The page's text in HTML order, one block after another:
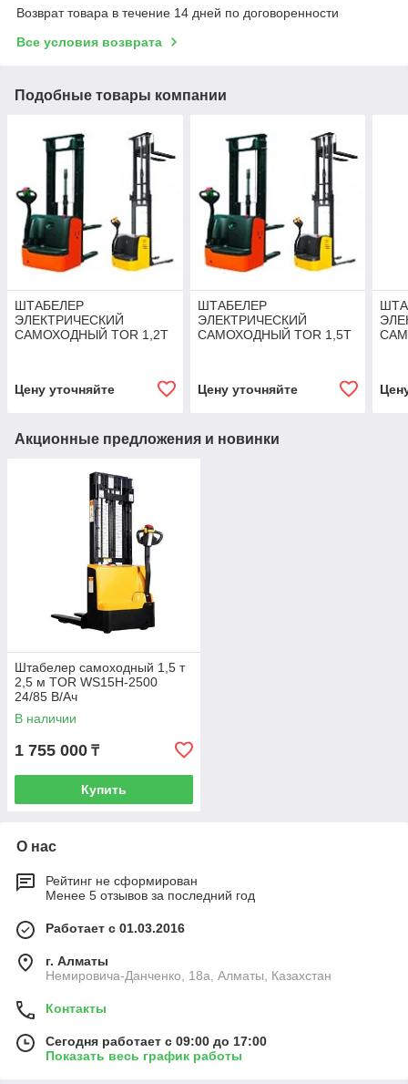
Возврат товара в течение 14 дней по договоренности
Все условия возврата
Подобные товары компании
ШТАБЕЛЕР
ЭЛЕКТРИЧЕСКИЙ
САМОХОДНЫЙ TOR 1,2Т
Цену уточняйте
ШТАБЕЛЕР
ЭЛЕКТРИЧЕСКИЙ
САМОХОДНЫЙ TOR 1,5Т
Цену уточняйте
Акционные предложения и новинки
Штабелер самоходный 1,5 т
2,5 м TOR WS15H-2500
24/85 В/Ач
В наличии
1 755 000 ₸
Купить
О нас
Рейтинг не сформирован
Менее 5 отзывов за последний год
Работает с 01.03.2016
г. Алматы
Немировича-Данченко, 18а, Алматы, Казахстан
Контакты
Сегодня работает с 09:00 до 17:00
Показать весь график работы